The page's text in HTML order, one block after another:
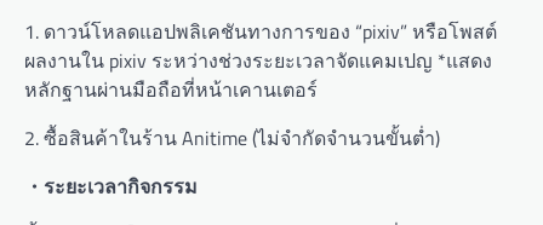
1. ดาวน์โหลดแอปพลิเคชันทางการของ “pixiv” หรือโพสต์
ผลงานใน pixiv ระหว่างช่วงระยะเวลาจัดแคมเปญ *แสดง
หลักฐานผ่านมือถือที่หน้าเคานเตอร์
2. ซื้อสินค้าในร้าน Anitime (ไม่จำกัดจำนวนขั้นต่ำ)
・ระยะเวลากิจกรรม